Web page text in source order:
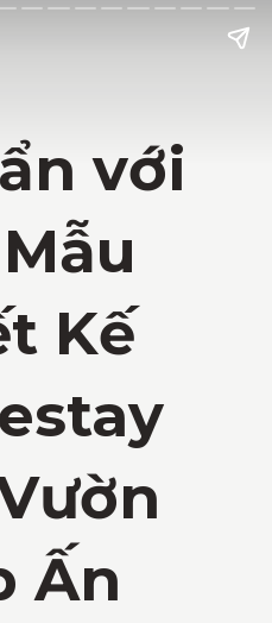
với
Kế
Ấn